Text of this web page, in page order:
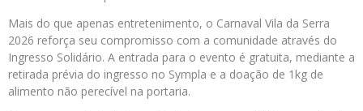
Mais do que apenas entretenimento, o Carnaval Vila da Serra
2026 reforça seu compromisso com a comunidade através do
Ingresso Solidário. A entrada para o evento é gratuita, mediante a
retirada prévia do ingresso no Sympla e a doação de 1kg de
alimento não perecível na portaria.